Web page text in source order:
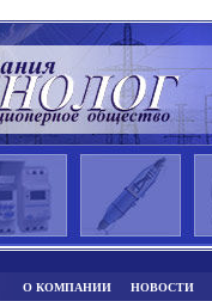
О КОМПАНИИ НОВОСТИ